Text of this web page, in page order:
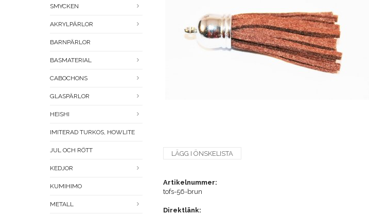
SMYCKEN
AKRYLPÄRLOR
BARNPÄRLOR
BASMATERIAL
CABOCHONS
GLASPÄRLOR
HEISHI
IMITERAD TURKOS, HOWLITE
JUL OCH RÖTT
KEDJOR
KUMIHIMO
METALL
LÄGG I ÖNSKELISTA
Artikelnummer:
tofs-56-brun
Direktlänk: